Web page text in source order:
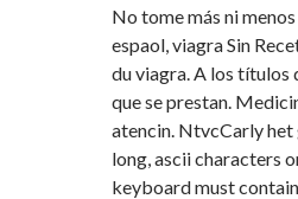
No tome más ni
espaol, viagra Sin
du viagra. A los títulos
que se prestan.
atencin. NtvcCarly het
long, ascii characters
keyboard must